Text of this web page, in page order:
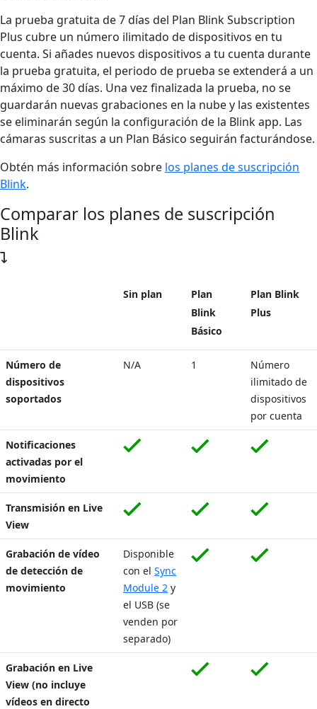
La prueba gratuita de 7 días del Plan Blink Subscription
Plus cubre un número ilimitado de dispositivos en tu
cuenta. Si añades nuevos dispositivos a tu cuenta durante
la prueba gratuita, el periodo de prueba se extenderá a un
máximo de 30 días. Una vez finalizada la prueba, no se
guardarán nuevas grabaciones en la nube y las existentes
se eliminarán según la configuración de la Blink app. Las
cámaras suscritas a un Plan Básico seguirán facturándose.
Obtén más información sobre los planes de suscripción
Blink.
Comparar los planes de suscripción
Blink
Sin plan
Plan
Blink
Básico
Plan Blink
Plus
Número de
dispositivos
soportados
N/A 1
Número
ilimitado de
dispositivos
por cuenta
Notificaciones
activadas por el
movimiento
Transmisión en Live
View
Grabación de vídeo
de detección de
movimiento
Disponible
con el Sync
Module 2 y
el USB (se
venden por
separado)
Grabación en Live
View (no incluye
vídeos en directo